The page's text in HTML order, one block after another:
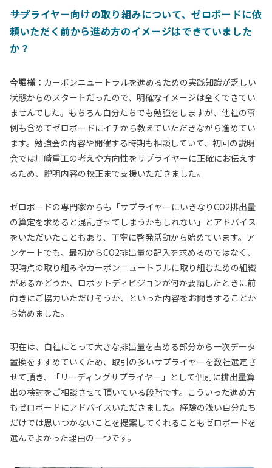
――サプライヤー向けの取り組みについて、ゼロボードに依
頼いただく前から進め方のイメージはできていました
か？
今堀様： カーボンニュートラルを進めるための実践知識が乏しい
状態からのスタートだったので、明確なイメージは全くできてい
ませんでした。もちろん自分たちでも勉強をしますが、他社の事
例も含めてゼロボードにイチから教えていただきながら進めてい
ます。勉強会の内容や開催する時期も相談していて、初回の説明
会では川崎重工の考えや方向性をサプライヤーに正確にお伝えす
るため、説明内容の校正まで支援いただきました。
ゼロボードの専門家からも「サプライヤーにいきなりCO2排出量
の算定を求めると混乱させてしまうかもしれない」とアドバイス
をいただいたこともあり、丁寧に啓発活動から始めています。ア
ンケートでも、最初からCO2排出量の記入を求めるのではなく、
現時点の取り組みやカーボンニュートラルに取り組むための組織
があるかどうか、ロボットディビジョンが何か要請したときに前
向きにご協力いただけそうか、といった内容をお聞きすることか
ら始めました。
現在は、自社にとって大きな排出量を占める部分から一次データ
置換をすすめていくため、取引の多いサプライヤーを数社選定さ
せて頂き、「リーディングサプライヤー」として個別に排出量算
出の検討をご相談させて頂いている段階です。こういった進め方
もゼロボードにアドバイスいただきました。経験の浅い自分たち
だけでは思いつかないことを提案してくれることもゼロボードを
選んでよかった理由の一つです。